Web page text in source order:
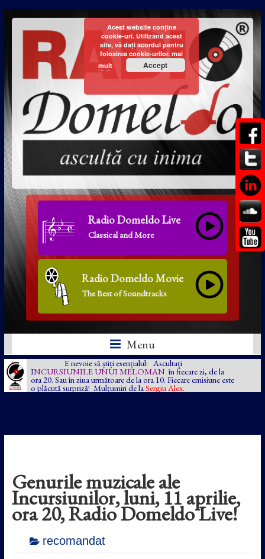
Radio Domeldo Live
Classical and More
Radio Domeldo Movie
The Best of Soundtracks
Menu
E nevoie să știți esențialul: Ascultați
INCURSIUNILE UNUI MELOMAN în fiecare zi, de la
ora 20. Sau în ziua următoare de la ora 10. Fiecare emisiune este
o plăcută surpriză! Mulțumiri de la Sergiu Alex.
Genurile muzicale ale
Incursiunilor, luni, 11 aprilie,
ora 20, Radio Domeldo Live!
recomandat
Acest website conține
cookie-uri. Utilizând acest
site, vă dați acordul pentru
folosirea cookie-urilor. mai
mult
Accept